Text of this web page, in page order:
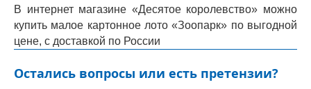
В интернет магазине «Десятое королевство» можно
купить малое картонное лото «Зоопарк» по выгодной
цене, с доставкой по России
Остались вопросы или есть претензии?